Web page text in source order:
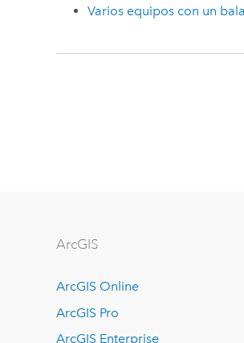
Varios equipos con un
ArcGIS
ArcGIS Online
ArcGIS Pro
ArcGIS Enterprise